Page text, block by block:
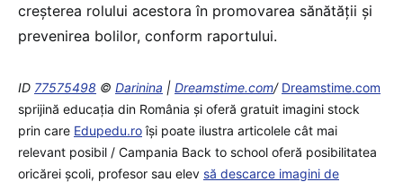
creșterea rolului acestora în promovarea sănătății și
prevenirea bolilor, conform raportului.
ID 77575498 © Darinina | Dreamstime.com/ Dreamstime.com
sprijină educaţia din România şi oferă gratuit imagini stock
prin care Edupedu.roîşi poate ilustra articolele cât mai
relevant posibil / Campania Back to school oferă posibilitatea
oricărei școli, profesor sau elev să descarce imagini de